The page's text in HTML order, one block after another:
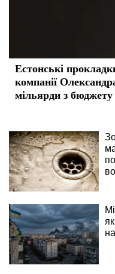
Естонські
компанії
мільярди з бюджету